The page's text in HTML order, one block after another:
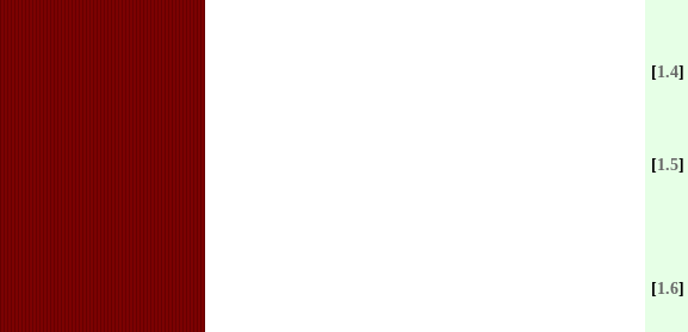
[1.4]
[1.5]
[1.6]